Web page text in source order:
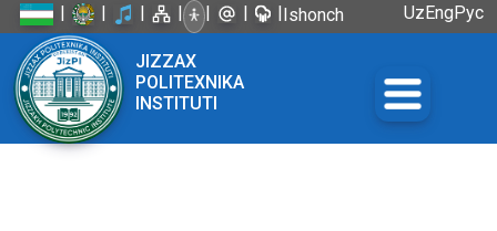
| | | | | | |Ishonch
UzEngРус
JIZZAX
POLITEXNIKA
INSTITUTI